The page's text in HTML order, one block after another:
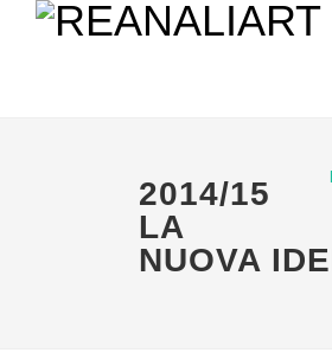
2014/15
LA
NUOVA